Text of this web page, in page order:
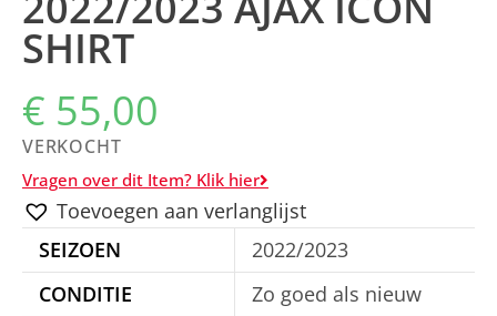
SHIRT
€ 55,00
VERKOCHT
Vragen over dit Item? Klik hier
Toevoegen aan verlanglijst
SEIZOEN
2022/2023
CONDITIE
Zo goed als nieuw